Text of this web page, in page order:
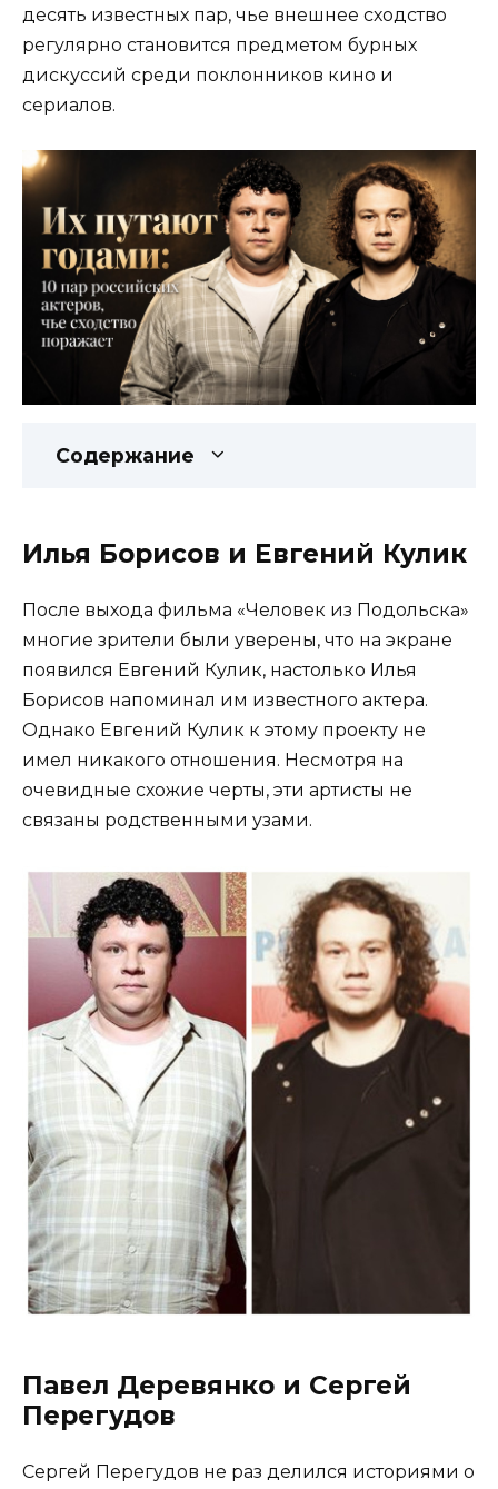
десять известных пар, чье внешнее сходство
регулярно становится предметом бурных
дискуссий среди поклонников кино и
сериалов.
Содержание
Илья Борисов и Евгений Кулик
После выхода фильма «Человек из Подольска»
многие зрители были уверены, что на экране
появился Евгений Кулик, настолько Илья
Борисов напоминал им известного актера.
Однако Евгений Кулик к этому проекту не
имел никакого отношения. Несмотря на
очевидные схожие черты, эти артисты не
связаны родственными узами.
Павел Деревянко и Сергей
Перегудов
Сергей Перегудов не раз делился историями о